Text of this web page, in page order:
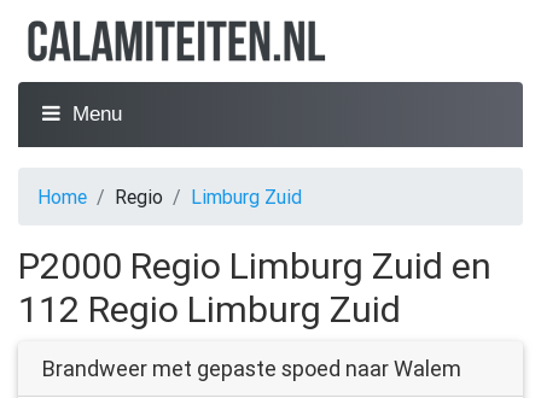
Menu
Home Regio Limburg Zuid
P2000 Regio Limburg Zuid en
112 Regio Limburg Zuid
Brandweer met gepaste spoed naar Walem